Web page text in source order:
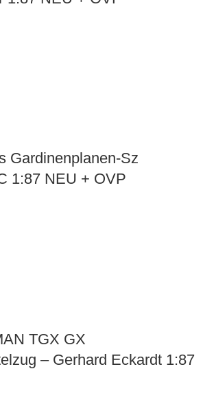
Gardinenplanen-Sz
1:87 NEU + OVP
TGX GX
– Gerhard Eckardt 1:87